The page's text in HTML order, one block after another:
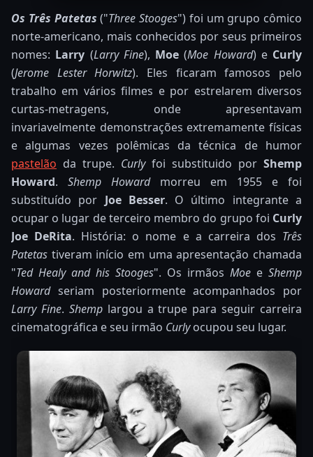
Os Três Patetas ("Three Stooges") foi um grupo cômico
norte-americano, mais conhecidos por seus primeiros
nomes: Larry (Larry Fine), Moe (Moe Howard) e Curly
(Jerome Lester Horwitz). Eles ficaram famosos pelo
trabalho em vários filmes e por estrelarem diversos
curtas-metragens, onde apresentavam
invariavelmente demonstrações extremamente físicas
e algumas vezes polêmicas da técnica de humor
pastelão da trupe. Curly foi substituido por Shemp
Howard. Shemp Howard morreu em 1955 e foi
substituído por Joe Besser. O último integrante a
ocupar o lugar de terceiro membro do grupo foi Curly
Joe DeRita. História: o nome e a carreira dos Três
Patetas tiveram início em uma apresentação chamada
"Ted Healy and his Stooges". Os irmãos Moe e Shemp
Howardseriam posteriormente acompanhados por
Larry Fine. Shemp largou a trupe para seguir carreira
cinematográfica e seu irmão Curlyocupou seu lugar.